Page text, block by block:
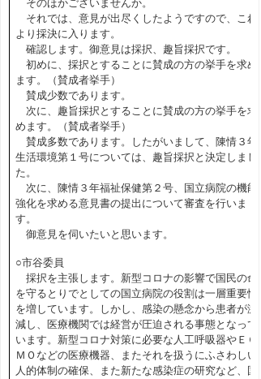
そのほかございませんか。
それでは、意見が出尽くしたようですので、これ
より採決に入ります。
確認します。御意見は採択、趣旨採択です。
初めに、採択とすることに賛成の方の挙手を求め
ます。（賛成者挙手）
賛成少数であります。
次に、趣旨採択とすることに賛成の方の挙手を求
めます。（賛成者挙手）
賛成多数であります。したがいまして、陳情３年
生活環境第１号については、趣旨採択と決定しまし
た。
次に、陳情３年福祉保健第２号、国立病院の機能
強化を求める意見書の提出について審査を行いま
す。
御意見を伺いたいと思います。
○市谷委員
採択を主張します。新型コロナの影響で国民の命
を守るとりでとしての国立病院の役割は一層重要性
を増しています。しかし、感染の懸念から患者が激
減し、医療機関では経営が圧迫される事態となって
います。新型コロナ対策に必要な人工呼吸器やＥＣ
ＭＯなどの医療機器、またそれを扱うにふさわしい
人的体制の確保、また新たな感染症の研究など、国